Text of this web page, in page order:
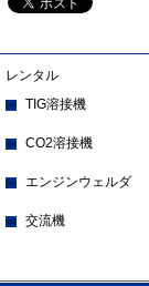
レンタル
TIG溶接機
CO2溶接機
エンジンウェルダ
交流機